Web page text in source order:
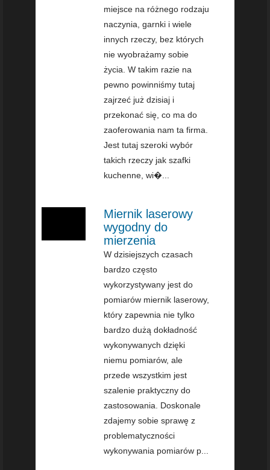
miejsce na różnego rodzaju
naczynia, garnki i wiele
innych rzeczy, bez których
nie wyobrażamy sobie
życia. W takim razie na
pewno powinniśmy tutaj
zajrzeć już dzisiaj i
przekonać się, co ma do
zaoferowania nam ta firma.
Jest tutaj szeroki wybór
takich rzeczy jak szafki
kuchenne, wi�...
Miernik laserowy
wygodny do
mierzenia
W dzisiejszych czasach
bardzo często
wykorzystywany jest do
pomiarów miernik laserowy,
który zapewnia nie tylko
bardzo dużą dokładność
wykonywanych dzięki
niemu pomiarów, ale
przede wszystkim jest
szalenie praktyczny do
zastosowania. Doskonale
zdajemy sobie sprawę z
problematyczności
wykonywania pomiarów p...